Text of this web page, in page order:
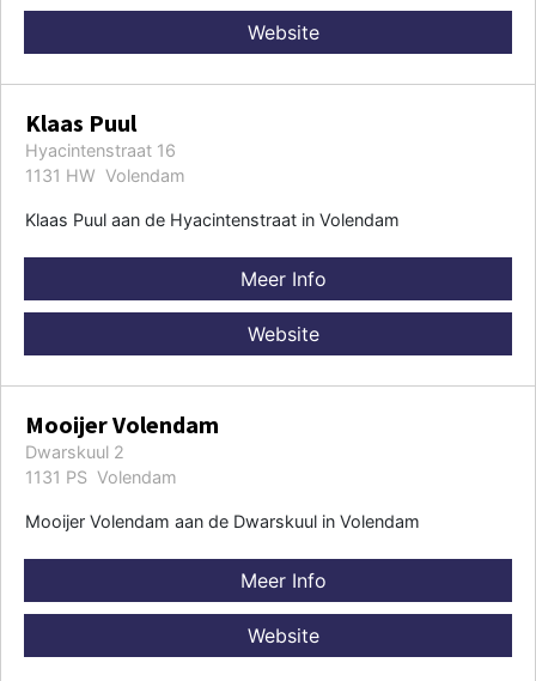
Website
Klaas Puul
Hyacintenstraat 16
1131 HW Volendam
Klaas Puul aan de Hyacintenstraat in Volendam
Meer Info
Website
Mooijer Volendam
Dwarskuul 2
1131 PS Volendam
Mooijer Volendam aan de Dwarskuul in Volendam
Meer Info
Website